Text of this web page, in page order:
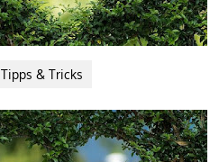
Tipps & Tricks